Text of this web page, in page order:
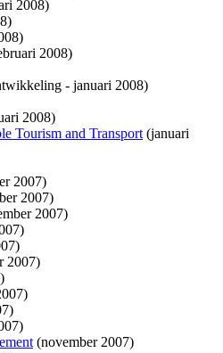
2008)
2008)
- januari 2008)
2008)
Tourism and Transport(januari
2007)
2007)
2007)
2007)
(november 2007)